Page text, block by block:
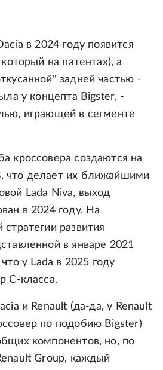
в 2024 году появится
на патентах), а
задней частью -
у концепта Bigster, -
играющей в сегменте
кроссовера создаются на
что делает их ближайшими
Lada Niva, выход
в 2024 году. На
развития
в январе 2021
что у Lada в 2025 году
C-класса.
и Renault (да-да, у Renault
по подобию Bigster)
компонентов, но, по
Group, каждый